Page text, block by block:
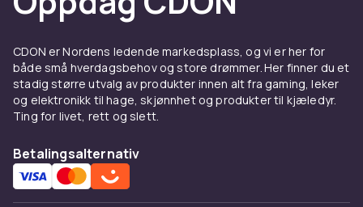
tre, metall og kunstlær. Velg en modell med
fotstøtte for ekstra komfort ved lengre
sittestunder.
Gamingstoler og kontorstoler
Gamingstolerer spesialdesignede for lange
gaming-sesjoner og gir støtte til nakke, rygg
og armer. De er ergonomisk utformet og har
justerbare deler for å passe til ulike
kroppsstørrelser.
CDON er Nordens ledende markedsplass, og vi er her for
både små hverdagsbehov og store drømmer. Her finner du et
stadig større utvalg av produkter innen alt fra gaming, leker
og elektronikk til hage, skjønnhet og produkter til kjæledyr.
Ting for livet, rett og slett.
Betalingsalternativ